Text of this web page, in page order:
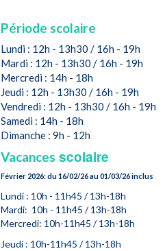
Période scolaire
Lundi : 12h - 13h30 / 16h - 19h
Mardi : 12h - 13h30 / 16h - 19h
Mercredi : 14h - 18h
Jeudi : 12h - 13h30 / 16h - 19h
Vendredi : 12h - 13h30 / 16h - 19h
Samedi : 14h - 18h
Dimanche : 9h - 12h
Vacances scolaire
Février 2026: du 16/02/26 au 01/03/26 inclus
Lundi : 10h - 11h45 / 13h-18h
Mardi: 10h - 11h45 / 13h-18h
Mercredi: 10h-11h45 / 13h-18h
Jeudi : 10h-11h45 / 13h-18h